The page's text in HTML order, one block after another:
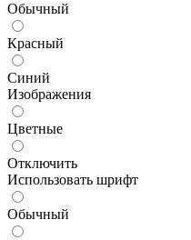
Обычный
Красный
Синий
Изображения
Цветные
Отключить
Использовать шрифт
Обычный